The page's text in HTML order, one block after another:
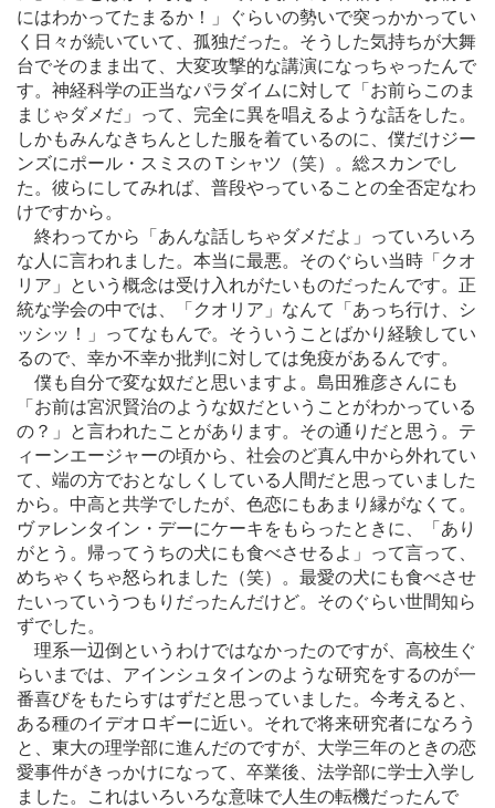
にはわかってたまるか！」ぐらいの勢いで突っかかってい
く日々が続いていて、孤独だった。そうした気持ちが大舞
台でそのまま出て、大変攻撃的な講演になっちゃったんで
す。神経科学の正当なパラダイムに対して「お前らこのま
まじゃダメだ」って、完全に異を唱えるような話をした。
しかもみんなきちんとした服を着ているのに、僕だけジー
ンズにポール・スミスのＴシャツ（笑）。総スカンでし
た。彼らにしてみれば、普段やっていることの全否定なわ
けですから。
終わってから「あんな話しちゃダメだよ」っていろいろ
な人に言われました。本当に最悪。そのぐらい当時「クオ
リア」という概念は受け入れがたいものだったんです。正
統な学会の中では、「クオリア」なんて「あっち行け、シ
ッシッ！」ってなもんで。そういうことばかり経験してい
るので、幸か不幸か批判に対しては免疫があるんです。
僕も自分で変な奴だと思いますよ。島田雅彦さんにも
「お前は宮沢賢治のような奴だということがわかっている
の？」と言われたことがあります。その通りだと思う。テ
ィーンエージャーの頃から、社会のど真ん中から外れてい
て、端の方でおとなしくしている人間だと思っていました
から。中高と共学でしたが、色恋にもあまり縁がなくて。
ヴァレンタイン・デーにケーキをもらったときに、「あり
がとう。帰ってうちの犬にも食べさせるよ」って言って、
めちゃくちゃ怒られました（笑）。最愛の犬にも食べさせ
たいっていうつもりだったんだけど。そのぐらい世間知ら
ずでした。
理系一辺倒というわけではなかったのですが、高校生ぐ
らいまでは、アインシュタインのような研究をするのが一
番喜びをもたらすはずだと思っていました。今考えると、
ある種のイデオロギーに近い。それで将来研究者になろう
と、東大の理学部に進んだのですが、大学三年のときの恋
愛事件がきっかけになって、卒業後、法学部に学士入学し
ました。これはいろいろな意味で人生の転機だったんで